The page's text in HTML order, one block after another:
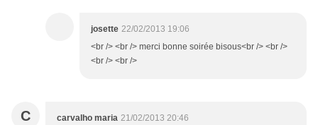
josette 22/02/2013 19:06
<br /> <br /> merci bonne soirée bisous<br /> <br />
<br /> <br />
C carvalho maria 21/02/2013 20:46